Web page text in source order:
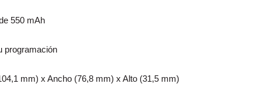
550 mAh
programación
mm) x Ancho (76,8 mm) x Alto (31,5 mm)